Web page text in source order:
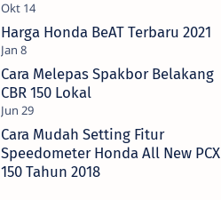
Harga Honda BeAT Terbaru 2021
Cara Melepas Spakbor Belakang
CBR 150 Lokal
Cara Mudah Setting Fitur
Speedometer Honda All New PCX
150 Tahun 2018